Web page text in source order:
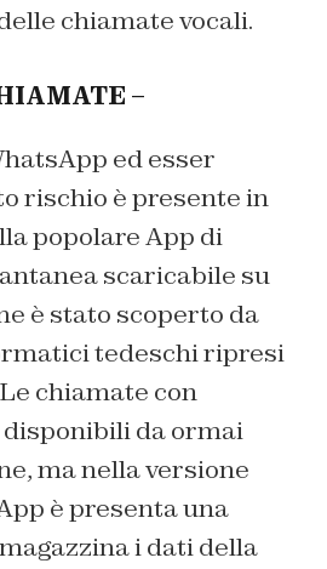
chiamate vocali.
–
ed esser
rischio è presente in
popolare App di
scaricabile su
è stato scoperto da
tedeschi ripresi
chiamate con
da ormai
ma nella versione
è presenta una
i dati della